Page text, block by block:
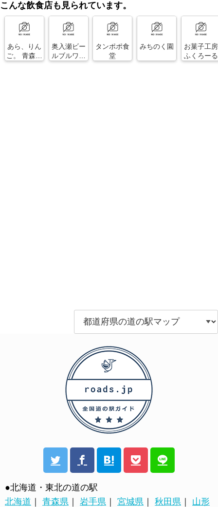
こんな飲食店も見られています。
あら、りん
ご。 青森フ
奥入瀬ビー
ルブルワリ
タンポポ食
堂
みちのく園
お菓子工房
ふくろーる
●北海道・東北の道の駅
北海道 ｜ 青森県 ｜ 岩手県 ｜ 宮城県 ｜ 秋田県 ｜ 山形